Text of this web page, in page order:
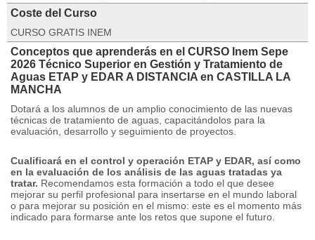
Coste del Curso
CURSO GRATIS INEM
Conceptos que aprenderás en el CURSO Inem Sepe
2026 Técnico Superior en Gestión y Tratamiento de
Aguas ETAP y EDAR A DISTANCIA en CASTILLA LA
MANCHA
Dotará a los alumnos de un amplio conocimiento de las nuevas
técnicas de tratamiento de aguas, capacitándolos para la
evaluación, desarrollo y seguimiento de proyectos.
Cualificará en el control y operación ETAP y EDAR, así como
en la evaluación de los análisis de las aguas tratadas ya
tratar. Recomendamos esta formación a todo el que desee
mejorar su perfil profesional para insertarse en el mundo laboral
o para mejorar su posición en el mismo: este es el momento más
indicado para formarse ante los retos que supone el futuro.